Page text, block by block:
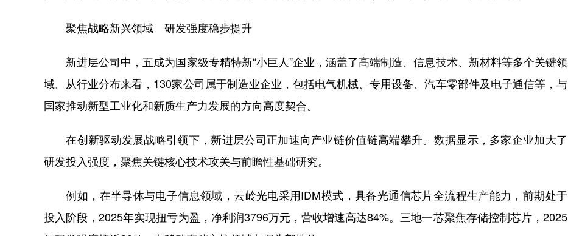
聚焦战略新兴领域 研发强度稳步提升
新进层公司中，五成为国家级专精特新“小巨人”企业，涵盖了高端制造、信息技术、新材料等多个关键领
域。从行业分布来看，130家公司属于制造业企业，包括电气机械、专用设备、汽车零部件及电子通信等，与
国家推动新型工业化和新质生产力发展的方向高度契合。
在创新驱动发展战略引领下，新进层公司正加速向产业链价值链高端攀升。数据显示，多家企业加大了
研发投入强度，聚焦关键核心技术攻关与前瞻性基础研究。
例如，在半导体与电子信息领域，云岭光电采用IDM模式，具备光通信芯片全流程生产能力，前期处于
投入阶段，2025年实现扭亏为盈，净利润3796万元，营收增速高达84%。三地一芯聚焦存储控制芯片，2025